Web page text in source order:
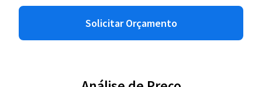
Solicitar Orçamento